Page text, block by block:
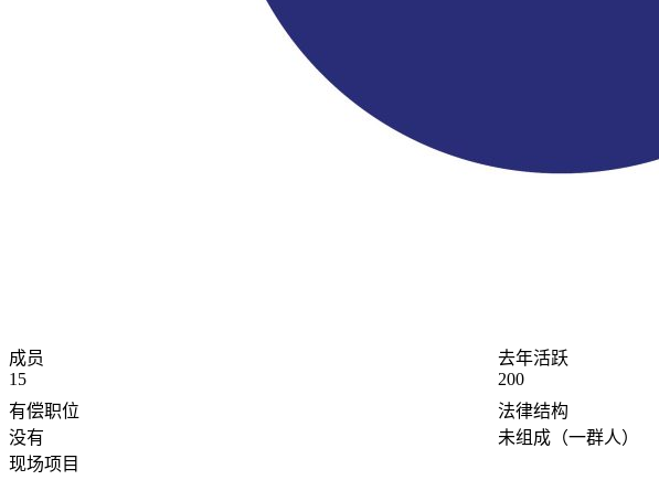
成员
15
去年活跃
200
有偿职位
没有
法律结构
未组成（一群人）
现场项目